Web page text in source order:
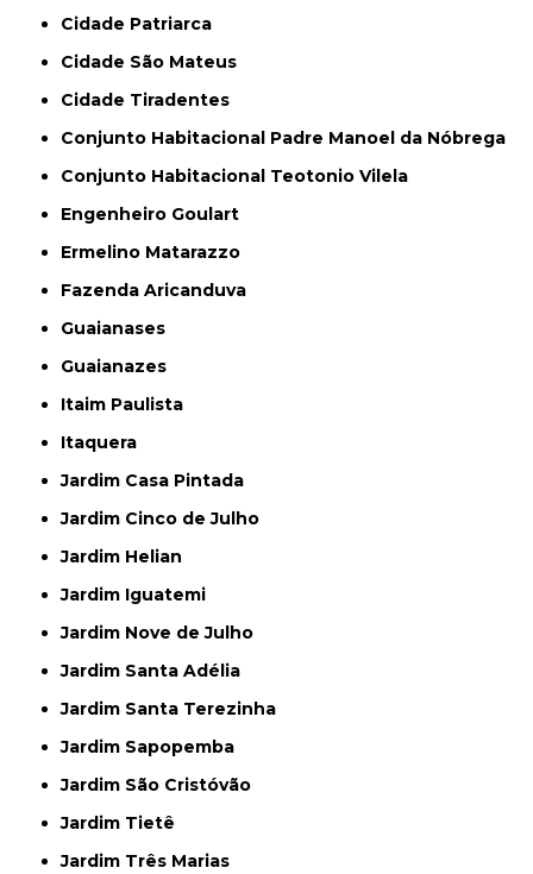
Cidade Patriarca
Cidade São Mateus
Cidade Tiradentes
Conjunto Habitacional Padre Manoel da Nóbrega
Conjunto Habitacional Teotonio Vilela
Engenheiro Goulart
Ermelino Matarazzo
Fazenda Aricanduva
Guaianases
Guaianazes
Itaim Paulista
Itaquera
Jardim Casa Pintada
Jardim Cinco de Julho
Jardim Helian
Jardim Iguatemi
Jardim Nove de Julho
Jardim Santa Adélia
Jardim Santa Terezinha
Jardim Sapopemba
Jardim São Cristóvão
Jardim Tietê
Jardim Três Marias